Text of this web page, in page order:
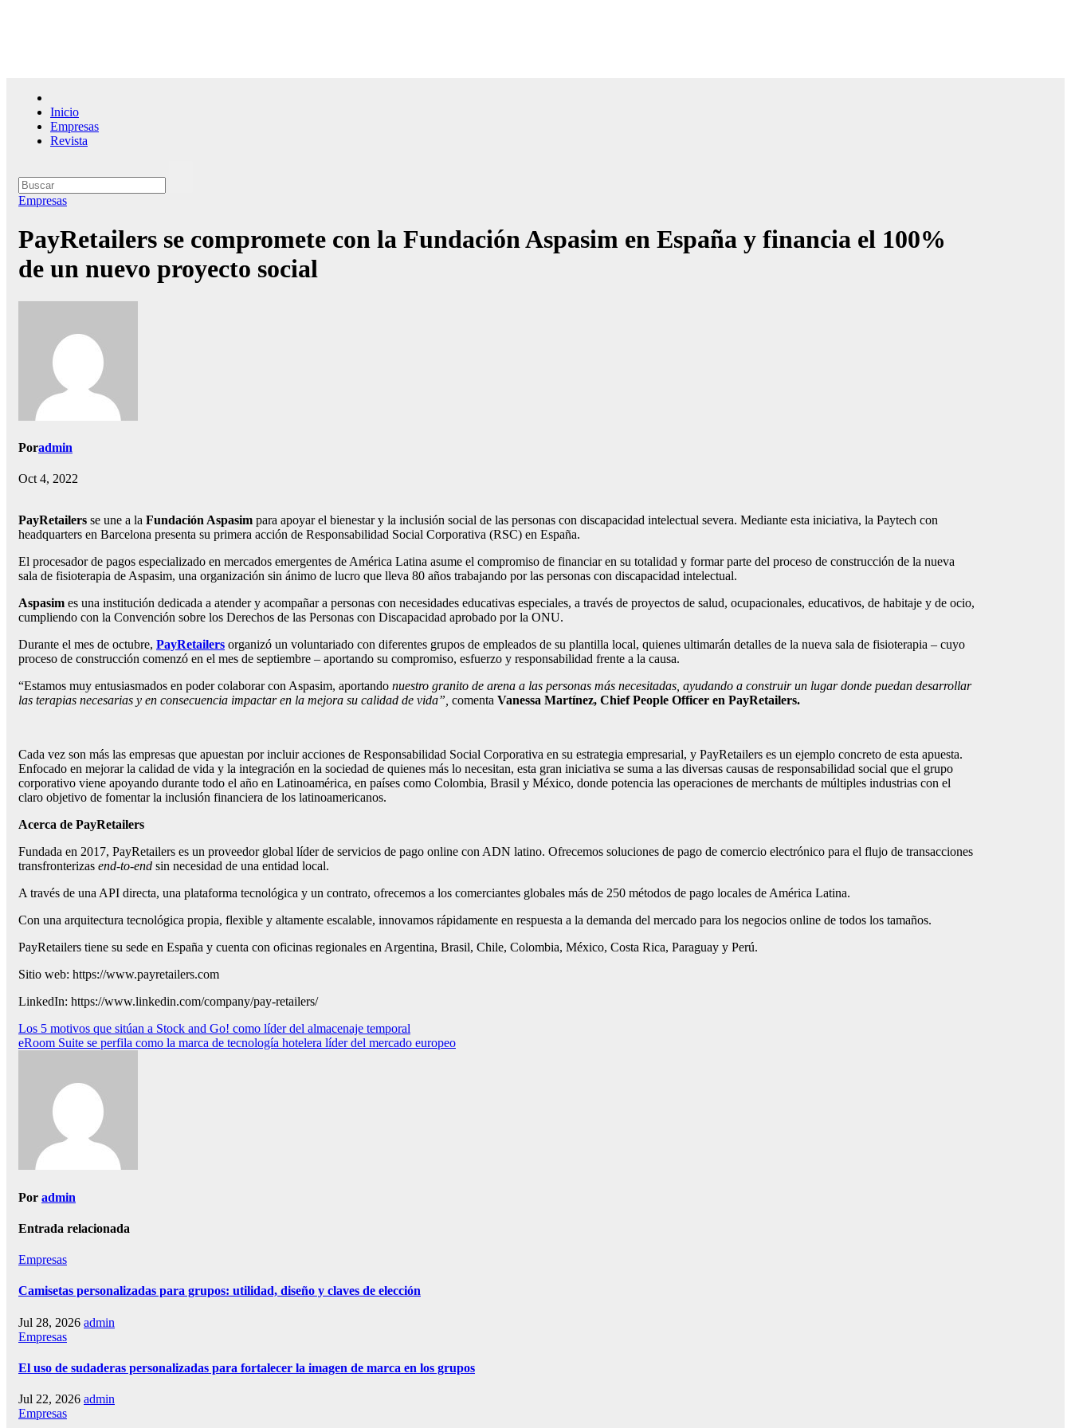
Inicio
Empresas
Revista
Empresas
PayRetailers se compromete con la Fundación Aspasim en España y financia el 100%
de un nuevo proyecto social
Poradmin
Oct 4, 2022
PayRetailers se une a la Fundación Aspasim para apoyar el bienestar y la inclusión social de las personas con discapacidad intelectual severa. Mediante esta iniciativa, la Paytech con
headquarters en Barcelona presenta su primera acción de Responsabilidad Social Corporativa (RSC) en España.
El procesador de pagos especializado en mercados emergentes de América Latina asume el compromiso de financiar en su totalidad y formar parte del proceso de construcción de la nueva
sala de fisioterapia de Aspasim, una organización sin ánimo de lucro que lleva 80 años trabajando por las personas con discapacidad intelectual.
Aspasim es una institución dedicada a atender y acompañar a personas con necesidades educativas especiales, a través de proyectos de salud, ocupacionales, educativos, de habitaje y de ocio,
cumpliendo con la Convención sobre los Derechos de las Personas con Discapacidad aprobado por la ONU.
Durante el mes de octubre, PayRetailers organizó un voluntariado con diferentes grupos de empleados de su plantilla local, quienes ultimarán detalles de la nueva sala de fisioterapia – cuyo
proceso de construcción comenzó en el mes de septiembre – aportando su compromiso, esfuerzo y responsabilidad frente a la causa.
“Estamos muy entusiasmados en poder colaborar con Aspasim, aportando nuestro granito de arena a las personas más necesitadas, ayudando a construir un lugar donde puedan desarrollar
las terapias necesarias y en consecuencia impactar en la mejora su calidad de vida”, comenta Vanessa Martínez, Chief People Officer en PayRetailers.
Cada vez son más las empresas que apuestan por incluir acciones de Responsabilidad Social Corporativa en su estrategia empresarial, y PayRetailers es un ejemplo concreto de esta apuesta.
Enfocado en mejorar la calidad de vida y la integración en la sociedad de quienes más lo necesitan, esta gran iniciativa se suma a las diversas causas de responsabilidad social que el grupo
corporativo viene apoyando durante todo el año en Latinoamérica, en países como Colombia, Brasil y México, donde potencia las operaciones de merchants de múltiples industrias con el
claro objetivo de fomentar la inclusión financiera de los latinoamericanos.
Acerca de PayRetailers
Fundada en 2017, PayRetailers es un proveedor global líder de servicios de pago online con ADN latino. Ofrecemos soluciones de pago de comercio electrónico para el flujo de transacciones
transfronterizas end-to-end sin necesidad de una entidad local.
A través de una API directa, una plataforma tecnológica y un contrato, ofrecemos a los comerciantes globales más de 250 métodos de pago locales de América Latina.
Con una arquitectura tecnológica propia, flexible y altamente escalable, innovamos rápidamente en respuesta a la demanda del mercado para los negocios online de todos los tamaños.
PayRetailers tiene su sede en España y cuenta con oficinas regionales en Argentina, Brasil, Chile, Colombia, México, Costa Rica, Paraguay y Perú.
Sitio web: https://www.payretailers.com
LinkedIn: https://www.linkedin.com/company/pay-retailers/
Navegación
de
Los 5 motivos que sitúan a Stock and Go! como líder del almacenaje temporal
eRoom Suite se perfila como la marca de tecnología hotelera líder del mercado europeo
Por admin
Entrada relacionada
Empresas
Camisetas personalizadas para grupos: utilidad, diseño y claves de elección
Jul 28, 2026 admin
Empresas
El uso de sudaderas personalizadas para fortalecer la imagen de marca en los grupos
Jul 22, 2026 admin
Empresas